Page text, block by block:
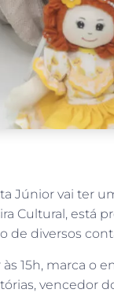
Júnior vai ter
Cultural, está
de diversos
às 15h, marca o
vencedor